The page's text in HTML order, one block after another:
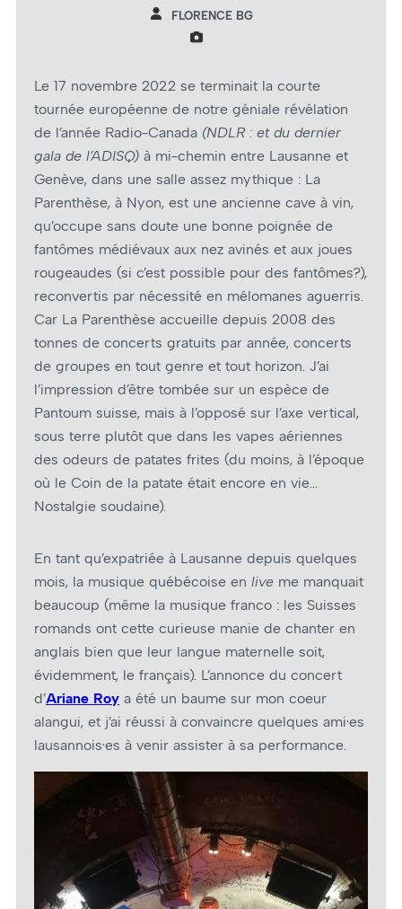
FLORENCE BG
Le 17 novembre 2022 se terminait la courte
tournée européenne de notre géniale révélation
de l’année Radio-Canada (NDLR : et du dernier
gala de l’ADISQ) à mi-chemin entre Lausanne et
Genève, dans une salle assez mythique : La
Parenthèse, à Nyon, est une ancienne cave à vin,
qu’occupe sans doute une bonne poignée de
fantômes médiévaux aux nez avinés et aux joues
rougeaudes (si c’est possible pour des fantômes?),
reconvertis par nécessité en mélomanes aguerris.
Car La Parenthèse accueille depuis 2008 des
tonnes de concerts gratuits par année, concerts
de groupes en tout genre et tout horizon. J’ai
l’impression d’être tombée sur un espèce de
Pantoum suisse, mais à l’opposé sur l’axe vertical,
sous terre plutôt que dans les vapes aériennes
des odeurs de patates frites (du moins, à l’époque
où le Coin de la patate était encore en vie…
Nostalgie soudaine).
En tant qu’expatriée à Lausanne depuis quelques
mois, la musique québécoise en live me manquait
beaucoup (même la musique franco : les Suisses
romands ont cette curieuse manie de chanter en
anglais bien que leur langue maternelle soit,
évidemment, le français). L’annonce du concert
d’Ariane Roy a été un baume sur mon coeur
alangui, et j’ai réussi à convaincre quelques ami·es
lausannois·es à venir assister à sa performance.